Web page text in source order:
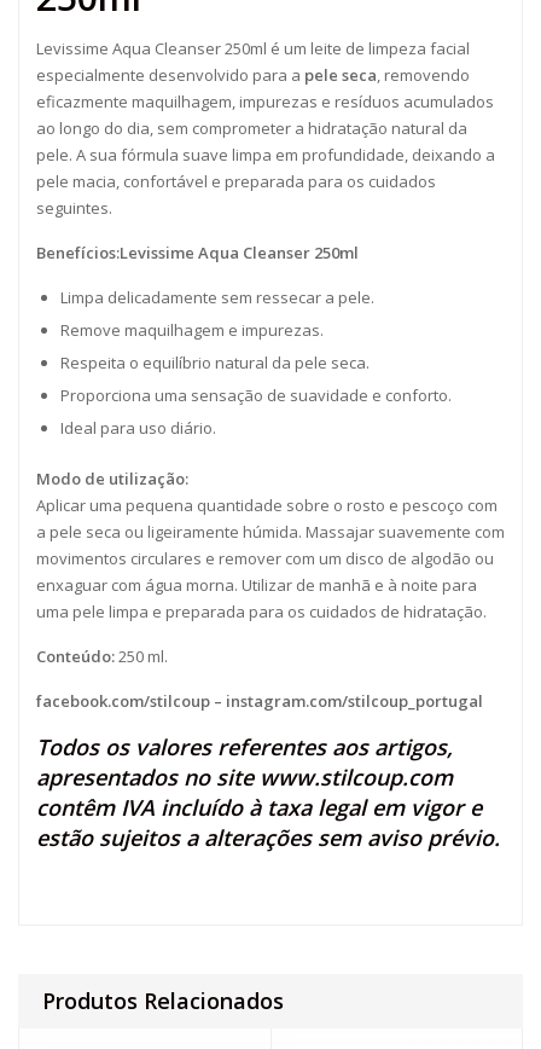
Levissime Aqua Cleanser 250ml é um leite de limpeza facial
especialmente desenvolvido para a pele seca, removendo
eficazmente maquilhagem, impurezas e resíduos acumulados
ao longo do dia, sem comprometer a hidratação natural da
pele. A sua fórmula suave limpa em profundidade, deixando a
pele macia, confortável e preparada para os cuidados
seguintes.
Benefícios:Levissime Aqua Cleanser 250ml
Limpa delicadamente sem ressecar a pele.
Remove maquilhagem e impurezas.
Respeita o equilíbrio natural da pele seca.
Proporciona uma sensação de suavidade e conforto.
Ideal para uso diário.
Modo de utilização:
Aplicar uma pequena quantidade sobre o rosto e pescoço com
a pele seca ou ligeiramente húmida. Massajar suavemente com
movimentos circulares e remover com um disco de algodão ou
enxaguar com água morna. Utilizar de manhã e à noite para
uma pele limpa e preparada para os cuidados de hidratação.
Conteúdo:250 ml.
facebook.com/stilcoup – instagram.com/stilcoup_portugal
Todos os valores referentes aos artigos,
apresentados no site www.stilcoup.com
contêm IVA incluído à taxa legal em vigor e
estão sujeitos a alterações sem aviso prévio.
Produtos Relacionados